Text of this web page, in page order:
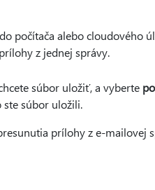
počítača alebo cloudového
z jednej správy.
súbor uložiť, a vyberte
súbor uložili.
prílohy z e-mailovej